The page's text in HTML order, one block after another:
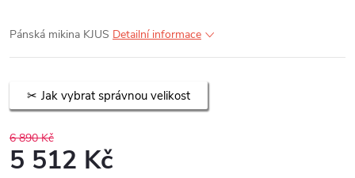
Pánská mikina KJUS Detailní informace
Jak vybrat správnou velikost
6 890 Kč
5 512 Kč